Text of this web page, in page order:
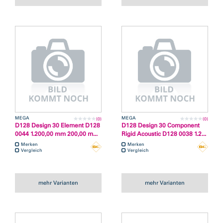
MEGA (0)
D128 Design 30 Element D128
0044 1.200,00 mm 200,00 m...
Merken
Vergleich
mehr Varianten
MEGA (0)
D128 Design 30 Component
Rigid Acoustic D128 0038 1.2...
Merken
Vergleich
mehr Varianten